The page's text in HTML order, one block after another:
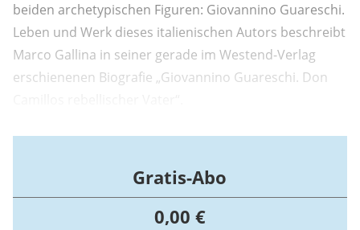
beiden archetypischen Figuren: Giovannino Guareschi.
Leben und Werk dieses italienischen Autors beschreibt
Marco Gallina in seiner gerade im Westend-Verlag
erschienenen Biografie „Giovannino Guareschi. Don
Gratis-Abo
0,00 €